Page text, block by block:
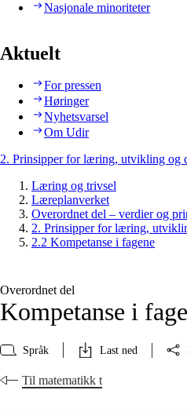
Nasjonale minoriteter
Aktuelt
For pressen
Høringer
Nyhetsvarsel
Om Udir
2. Prinsipper for læring, utvikling og
Læring og trivsel
Læreplanverket
Overordnet del – verdier og
2. Prinsipper for læring,
2.2 Kompetanse i fagene
Overordnet del
Kompetanse i
Språk Last ned
Til matematikk t